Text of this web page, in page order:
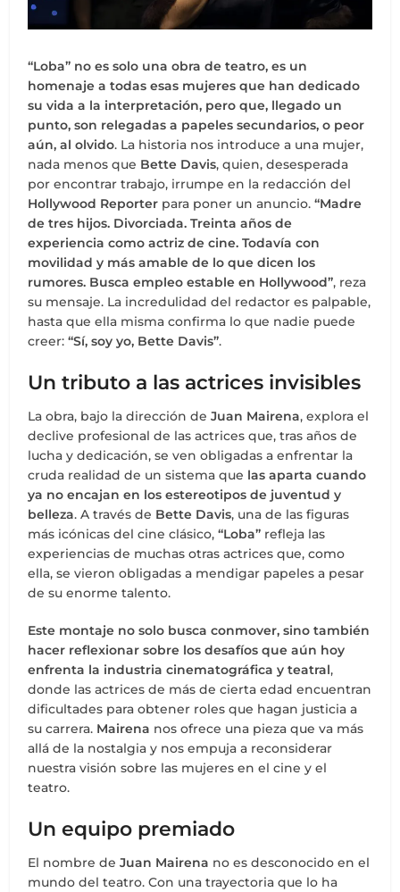
“Loba” no es solo una obra de teatro, es un
homenaje a todas esas mujeres que han dedicado
su vida a la interpretación, pero que, llegado un
punto, son relegadas a papeles secundarios, o peor
aún, al olvido. La historia nos introduce a una mujer,
nada menos que Bette Davis, quien, desesperada
por encontrar trabajo, irrumpe en la redacción del
Hollywood Reporter para poner un anuncio.“Madre
de tres hijos. Divorciada. Treinta años de
experiencia como actriz de cine. Todavía con
movilidad y más amable de lo que dicen los
rumores. Busca empleo estable en Hollywood”, reza
su mensaje. La incredulidad del redactor es palpable,
hasta que ella misma confirma lo que nadie puede
creer:“Sí, soy yo, Bette Davis”.
Un tributo a las actrices invisibles
La obra, bajo la dirección deJuan Mairena, explora el
declive profesional de las actrices que, tras años de
lucha y dedicación, se ven obligadas a enfrentar la
cruda realidad de un sistema que las aparta cuando
ya no encajan en los estereotipos de juventud y
belleza. A través de Bette Davis, una de las figuras
más icónicas del cine clásico,“Loba” refleja las
experiencias de muchas otras actrices que, como
ella, se vieron obligadas a mendigar papeles a pesar
de su enorme talento.
Este montaje no solo busca conmover, sino también
hacer reflexionar sobre los desafíos que aún hoy
enfrenta la industria cinematográfica y teatral,
donde las actrices de más de cierta edad encuentran
dificultades para obtener roles que hagan justicia a
su carrera. Mairena nos ofrece una pieza que va más
allá de la nostalgia y nos empuja a reconsiderar
nuestra visión sobre las mujeres en el cine y el
teatro.
Un equipo premiado
El nombre deJuan Mairena no es desconocido en el
mundo del teatro. Con una trayectoria que lo ha